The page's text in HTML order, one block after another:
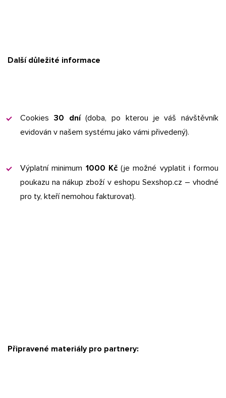
Další důležité informace
Cookies 30 dní(doba, po kterou je váš návštěvník
evidován v našem systému jako vámi přivedený).
Výplatní minimum 1000 Kč(je možné vyplatit i formou
poukazu na nákup zboží v eshopu Sexshop.cz – vhodné
pro ty, kteří nemohou fakturovat).
Připravené materiály pro partnery: